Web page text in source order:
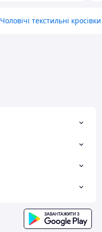
Чоловічі текстильні кросівки